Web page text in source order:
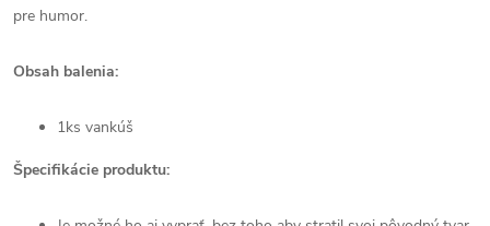
pre humor.
Obsah balenia:
1ks vankúš
Špecifikácie produktu: